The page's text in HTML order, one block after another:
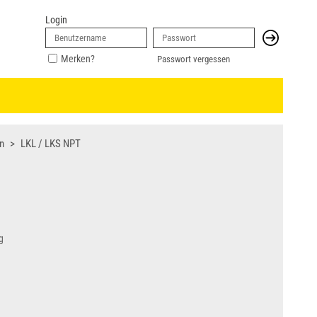
Login
Merken? Passwort vergessen
LKL / LKS NPT